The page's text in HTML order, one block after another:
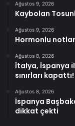
Ağustos 9, 2026
Kaybolan
Ağustos 9, 2026
Hormonlu
Ağustos 8, 2026
İtalya, İspanya
sınırları kapattı!
Ağustos 8, 2026
İspanya
dikkat çekti